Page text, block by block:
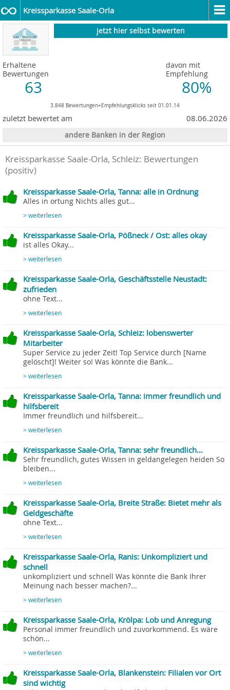
Kreissparkasse Saale-Orla
jetzt hier selbst bewerten
Erhaltene
Bewertungen
63
davon mit
Empfehlung
80%
3.848 Bewertungen+Empfehlungsklicks seit 01.01.14
zuletzt bewertet am 08.06.2026
andere Banken in der Region
Kreissparkasse Saale-Orla, Schleiz: Bewertungen
(positiv)
Kreissparkasse Saale-Orla, Tanna: alle in Ordnung
Alles in ortung Nichts alles gut...
> weiterlesen
Kreissparkasse Saale-Orla, Pößneck / Ost: alles okay
ist alles Okay...
> weiterlesen
Kreissparkasse Saale-Orla, Geschäftsstelle Neustadt:
zufrieden
ohne Text...
> weiterlesen
Kreissparkasse Saale-Orla, Schleiz: lobenswerter
Mitarbeiter
Super Service zu jeder Zeit! Top Service durch [Name
gelöscht]! Weiter so! Was könnte die Bank...
> weiterlesen
Kreissparkasse Saale-Orla, Tanna: immer freundlich und
hilfsbereit
Immer freundlich und hilfsbereit...
> weiterlesen
Kreissparkasse Saale-Orla, Tanna: sehr freundlich...
Sehr freundlich, gutes Wissen in geldangelegen heiden So
bleiben...
> weiterlesen
Kreissparkasse Saale-Orla, Breite Straße: Bietet mehr als
Geldgeschäfte
ohne Text...
> weiterlesen
Kreissparkasse Saale-Orla, Ranis: Unkompliziert und
schnell
unkompliziert und schnell Was könnte die Bank Ihrer
Meinung nach besser machen?...
> weiterlesen
Kreissparkasse Saale-Orla, Krölpa: Lob und Anregung
Personal immer freundlich und zuvorkommend. Es wäre
schön...
> weiterlesen
Kreissparkasse Saale-Orla, Blankenstein: Filialen vor Ort
sind wichtig